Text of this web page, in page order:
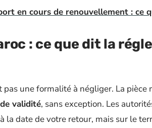
en cours de renouvellement : ce
: ce que dit la
pas une formalité à négliger. La
validité, sans exception. Les
la date de votre retour, mais sur le